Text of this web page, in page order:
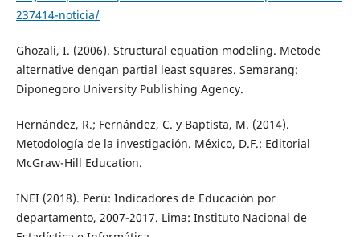
237414-noticia/
Ghozali, I. (2006). Structural equation modeling. Metode
alternative dengan partial least squares. Semarang:
Diponegoro University Publishing Agency.
Hernández, R.; Fernández, C. y Baptista, M. (2014).
Metodología de la investigación. México, D.F.: Editorial
McGraw-Hill Education.
INEI (2018). Perú: Indicadores de Educación por
departamento, 2007-2017. Lima: Instituto Nacional de